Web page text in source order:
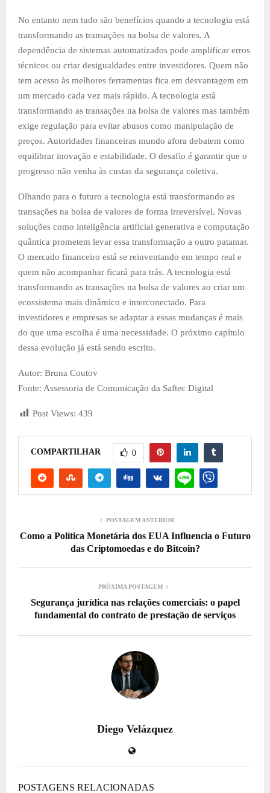
No entanto nem tudo são benefícios quando a tecnologia está
transformando as transações na bolsa de valores. A
dependência de sistemas automatizados pode amplificar erros
técnicos ou criar desigualdades entre investidores. Quem não
tem acesso às melhores ferramentas fica em desvantagem em
um mercado cada vez mais rápido. A tecnologia está
transformando as transações na bolsa de valores mas também
exige regulação para evitar abusos como manipulação de
preços. Autoridades financeiras mundo afora debatem como
equilibrar inovação e estabilidade. O desafio é garantir que o
progresso não venha às custas da segurança coletiva.
Olhando para o futuro a tecnologia está transformando as
transações na bolsa de valores de forma irreversível. Novas
soluções como inteligência artificial generativa e computação
quântica prometem levar essa transformação a outro patamar.
O mercado financeiro está se reinventando em tempo real e
quem não acompanhar ficará para trás. A tecnologia está
transformando as transações na bolsa de valores ao criar um
ecossistema mais dinâmico e interconectado. Para
investidores e empresas se adaptar a essas mudanças é mais
do que uma escolha é uma necessidade. O próximo capítulo
dessa evolução já está sendo escrito.
Autor: Bruna Coutov
Fonte: Assessoria de Comunicação da Saftec Digital
Post Views: 439
COMPARTILHAR 0
POSTAGEM ANTERIOR
Como a Política Monetária dos EUA Influencia o Futuro
das Criptomoedas e do Bitcoin?
PRÓXIMA POSTAGEM
Segurança jurídica nas relações comerciais: o papel
fundamental do contrato de prestação de serviços
Diego Velázquez
POSTAGENS RELACIONADAS